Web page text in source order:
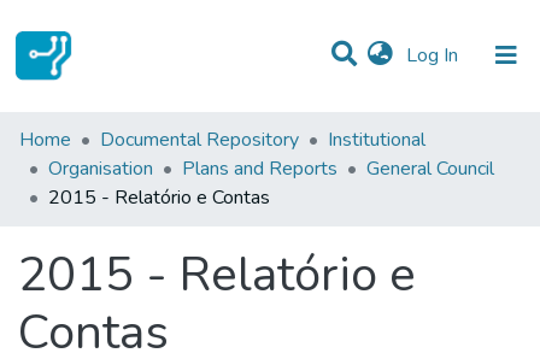
Log In (current)
Statistics
Communities & Collections
Home Documental Repository
Institutional
Organisation
Plans and Reports
General Council
2015 - Relatório e Contas
2015 - Relatório e
Contas